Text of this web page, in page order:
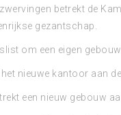
betrekt de
gezantschap.
om een eigen
nieuwe kantoor aan
een nieuw gebouw